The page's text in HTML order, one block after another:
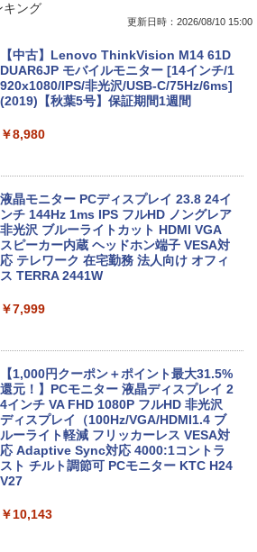
ASUS CX1500CKA-NJ0480 Chromebo
ok CX1 ( CX1500 ) 15.6インチ 日本語キ
ーボード 8GB 64GB USB-C Type-A US
B オーディオジャック microSD Google
中古美品 2K液晶 13.3インチ Apple Mac
Boko Air A2179 (2020年) ゴールド mac
OS 15 Sequoia(正規版Windows11追加
可能) 超高性能 第10世代Core i7-1060N
G7 16GB 爆速NVMe式1TB-SSD カメラ
パソコン 中古PC 送料無料 あす楽対応 即
￥60,489
レノボジャパン Lenovo ノートパソ
コン Chromebook Duet Gen9 [ 10.95型
/ Chrome OS / MediaTek / メモリ4GB /
eMMC128GB ] ルナグレー 83HH000U
JP
￥65,840
【マラソンP5倍/10%オフクーポン】【店
長オススメ】 中古デスクトップPC デル
Dell OptiPlex 7060 SFF 第8世代 Core i
7 メモリ16GB/32GB SSD256GB/512GB
保証付き
【2026新登場・RTX4060搭載・2年保
証】デスクトップパソコン ゲーミングP
C Intel Core i3 i5 i7 8GB 32GB 16GBメ
モリ 256GB~1TB SSD 高速起動 高フレ
載 WiFi対応 FPS・ゲーム実況・動画編
￥69,800
【エントリーでポイント100％還元のチ
ャンス】GMKtec ミニpc AMD Ryzen7 8
845HS MAX5.1GHz 8コア 16スレッド O
culink DDR5 32G 1T PCIe 4.0 M.2 2280
SSD Windows11 Pro Radeon 780M Bl
4画面 8K k8plus ゲーミングPC Minipc
キング
更新日時：2026/08/10 15:00
【中古】Lenovo ThinkVision M14 61D
DUAR6JP モバイルモニター [14インチ/1
920x1080/IPS/非光沢/USB-C/75Hz/6ms]
(2019)【秋葉5号】保証期間1週間
￥8,980
液晶モニター PCディスプレイ 23.8 24イ
ンチ 144Hz 1ms IPS フルHD ノングレア
非光沢 ブルーライトカット HDMI VGA
スピーカー内蔵 ヘッドホン端子 VESA対
応 テレワーク 在宅勤務 法人向け オフィ
ス TERRA 2441W
￥7,999
【1,000円クーポン＋ポイント最大31.5%
還元！】PCモニター 液晶ディスプレイ 2
4インチ VA FHD 1080P フルHD 非光沢
ディスプレイ（100Hz/VGA/HDMI1.4 ブ
ルーライト軽減 フリッカーレス VESA対
応 Adaptive Sync対応 4000:1コントラ
スト チルト調節可 PCモニター KTC H24
V27
￥10,143